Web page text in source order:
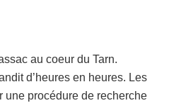
au coeur du Tarn.
d’heures en heures. Les
une procédure de recherche